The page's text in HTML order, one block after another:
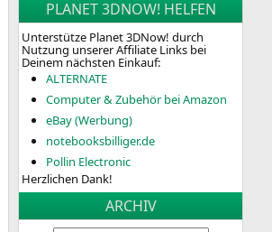
PLANET 3DNOW! HELFEN
Unterstütze Planet 3DNow! durch
Nutzung unserer Affiliate Links bei
Deinem nächsten Einkauf:
ALTERNATE
Computer & Zubehör bei Amazon
eBay (Werbung)
notebooksbilliger.de
Pollin Electronic
Herzlichen Dank!
ARCHIV